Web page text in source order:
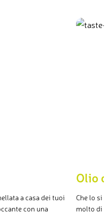
a casa dei tuoi
con una
Olio
Che lo si
molto di